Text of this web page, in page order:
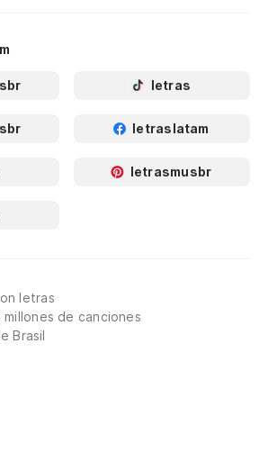
letras
letraslatam
letrasmusbr
letras
de canciones
Brasil